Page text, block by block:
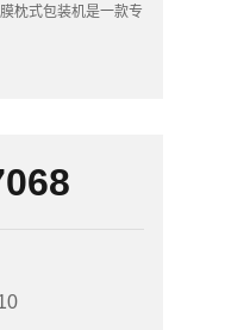
枕式包装机是一款专